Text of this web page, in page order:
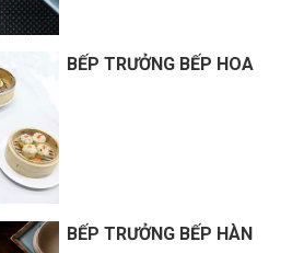
BẾP TRƯỞNG BẾP HOA
BẾP TRƯỞNG BẾP HÀN